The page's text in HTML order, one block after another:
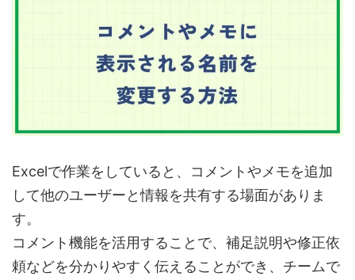
Excelで作業をしていると、 コメントやメモを追加
して他のユーザーと情報を共有する場面がありま
す。
コメント機能を活用することで、 補足説明や修正依
頼などを分かりやすく伝えることができ、チームで